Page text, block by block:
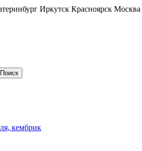
Иркутск Красноярск Москва
кембрик